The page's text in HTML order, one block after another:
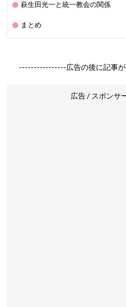
萩生田光一と統一教会の関係
まとめ
----------------広告の後に記事
広告 / スポンサ